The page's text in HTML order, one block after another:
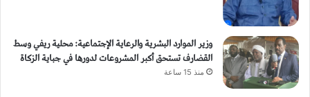
وزير الموارد البشرية والرعاية الإجتماعية: محلية ريفي وسط
القضارف تستحق أكبر المشروعات لدورها في جباية الزكاة
منذ 15 ساعة